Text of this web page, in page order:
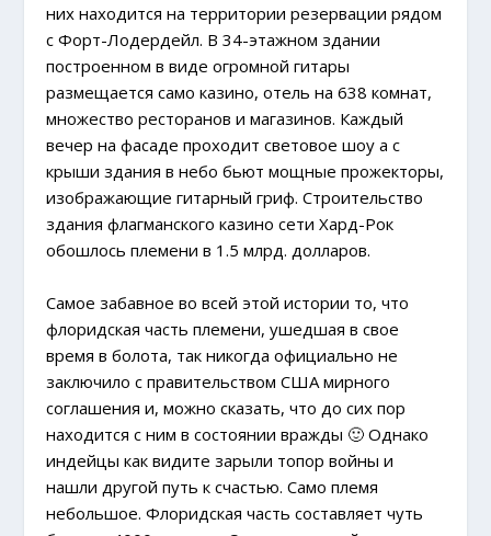
них находится на территории резервации рядом
с Форт-Лодердейл. В 34-этажном здании
построенном в виде огромной гитары
размещается само казино, отель на 638 комнат,
множество ресторанов и магазинов. Каждый
вечер на фасаде проходит световое шоу а с
крыши здания в небо бьют мощные прожекторы,
изображающие гитарный гриф. Строительство
здания флагманского казино сети Хард-Рок
обошлось племени в 1.5 млрд. долларов.
Самое забавное во всей этой истории то, что
флоридская часть племени, ушедшая в свое
время в болота, так никогда официально не
заключило с правительством США мирного
соглашения и, можно сказать, что до сих пор
находится с ним в состоянии вражды 🙂 Однако
индейцы как видите зарыли топор войны и
нашли другой путь к счастью. Само племя
небольшое. Флоридская часть составляет чуть